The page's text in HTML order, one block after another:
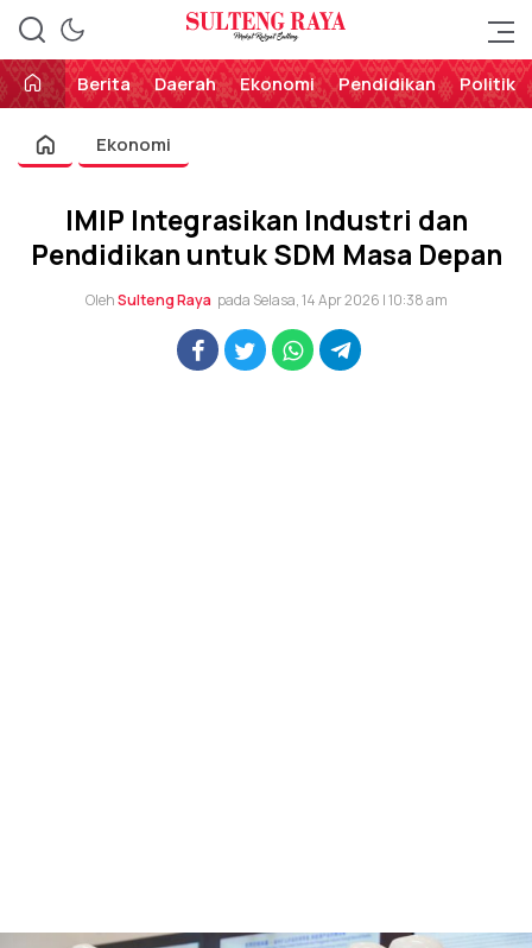
Sulteng Raya
Perekat Rakyat Sulteng
Berita
Daerah Ekonomi Pendidikan Politik
Ekonomi
IMIP Integrasikan Industri dan
Pendidikan untuk SDM Masa Depan
OlehSulteng Raya pada Selasa, 14 Apr 2026 | 10:38 am